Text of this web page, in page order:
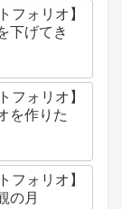
フォリオ】
下げてき
フォリオ】
を作りた
フォリオ】
の月